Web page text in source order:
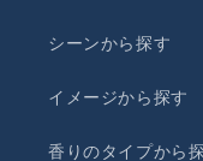
シーンから探す
イメージから探す
香りのタイプから